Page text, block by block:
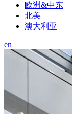
欧洲&中东
北美
澳大利亚
en